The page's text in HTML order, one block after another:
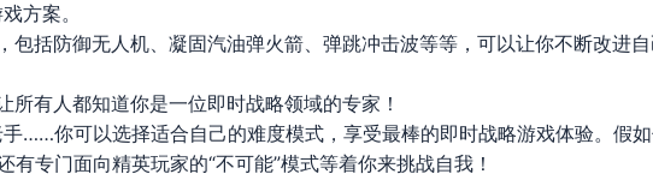
方案。
包括防御无人机、凝固汽油弹火箭、弹跳冲击波等等，可以让你不断改进
所有人都知道你是一位即时战略领域的专家！
……你可以选择适合自己的难度模式，享受最棒的即时战略游戏体验。假
专门面向精英玩家的“不可能”模式等着你来挑战自我！